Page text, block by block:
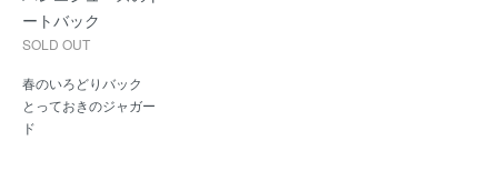
ートバック
SOLD OUT
春のいろどりバック
とっておきのジャガー
ド